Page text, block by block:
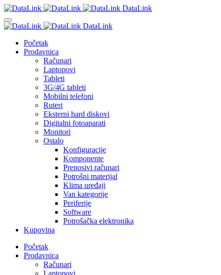
DataLink
DataLink
Početak
Prodavnica
Računari
Laptopovi
Tableti
3G/4G tableti
Mobilni telefoni
Ruteri
Eksterni hard diskovi
Digitalni fotoaparati
Monitori
Ostalo
Konfiguracije
Komponente
Prenosivi računari
Potrošni materijal
Klima uređaji
Van kategorije
Periferije
Software
Potrošačka elektronika
Kupovina
Početak
Prodavnica
Računari
Laptopovi